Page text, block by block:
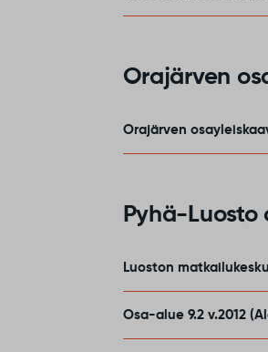
Orajärven
Orajärven
Pyhä-Luosto
Luoston
Osa-alue 9.2 v.2012